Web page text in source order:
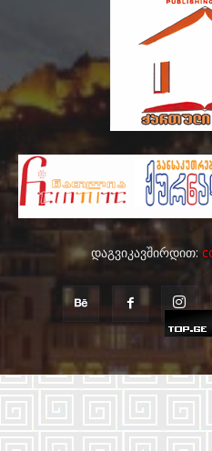
დაგვიკავშირდით: